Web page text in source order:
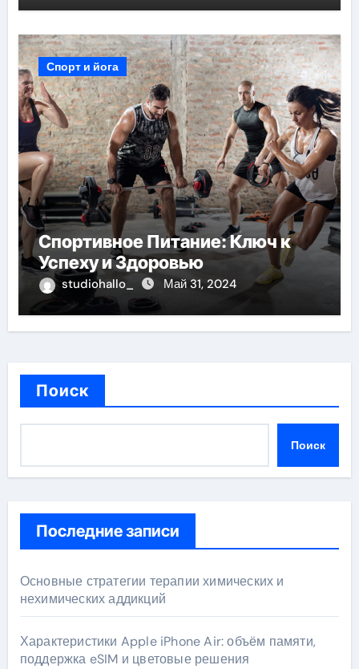
Спорт и йога
Спортивное Питание: Ключ к
Успеху и Здоровью
studiohallo_ Май 31, 2024
Поиск
Поиск
Последние записи
Основные стратегии терапии химических и
нехимических аддикций
Характеристики Apple iPhone Air: объём памяти,
поддержка eSIM и цветовые решения